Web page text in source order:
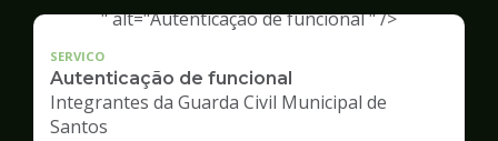
" alt="Autenticação de funcional " />
SERVICO
Autenticação de funcional
Integrantes da Guarda Civil Municipal de
Santos